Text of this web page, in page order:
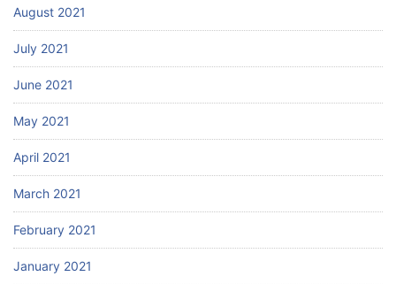
August 2021
July 2021
June 2021
May 2021
April 2021
March 2021
February 2021
January 2021